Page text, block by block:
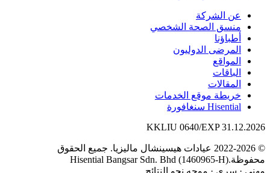
عن الشركة
منسق الصحة الشخصي
أطباؤنا
المرضى الدوليون
المواقع
الباقات
المقالات
خريطة موقع الخدمات
Hisential سنغافورة
KKLIU 0640/EXP 31.12.2026
© 2022-2026 عيادات هيسينشال ماليزيا. جميع الحقوق
محفوظة.Hisential Bangsar Sdn. Bhd (1460965-H)
مهني · سري · موجه نحو النتائج